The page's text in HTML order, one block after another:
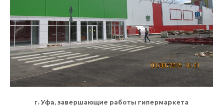
г. Уфа, завершающие работы гипермаркета